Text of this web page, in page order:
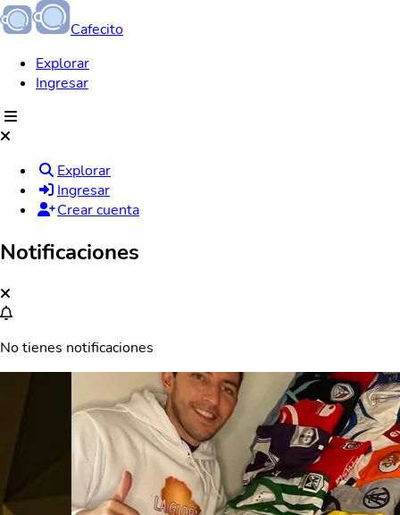
Cafecito
Explorar
Ingresar
Explorar
Ingresar
Crear cuenta
Notificaciones
No tienes notificaciones